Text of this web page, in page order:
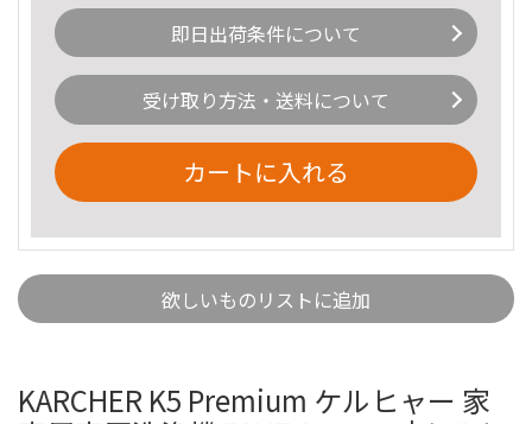
即日出荷条件について
受け取り方法・送料について
カートに入れる
欲しいものリストに追加
KARCHER K5 Premium ケルヒャー 家